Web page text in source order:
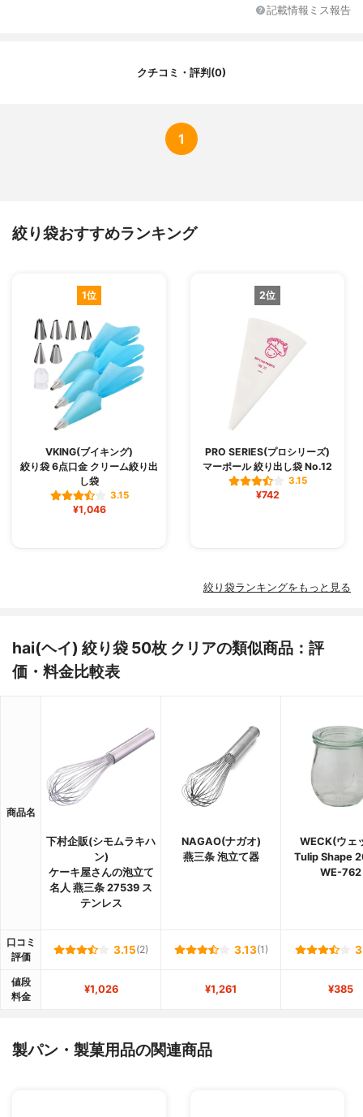
記載情報ミス報告
クチコミ・評判(0)
1
絞り袋おすすめランキング
1位
VKING(ブイキング)
絞り袋 6点口金 クリーム絞り出
し袋
3.15
¥1,046
2位
PRO SERIES(プロシリーズ)
マーポール 絞り出し袋 No.12
3.15
¥742
絞り袋ランキングをもっと見る
hai(ヘイ) 絞り袋 50枚 クリアの類似商品：評
価・料金比較表
商品名
下村企販(シモムラキハ
ン)
ケーキ屋さんの泡立て
名人 燕三条 27539 ス
テンレス
NAGAO(ナガオ)
燕三条 泡立て器
WECK(ウェ
Tulip Shape
WE-762
口コミ
評価
3.15(2) 3.13(1)
値段
料金
¥1,026 ¥1,261 ¥385
製パン・製菓用品の関連商品